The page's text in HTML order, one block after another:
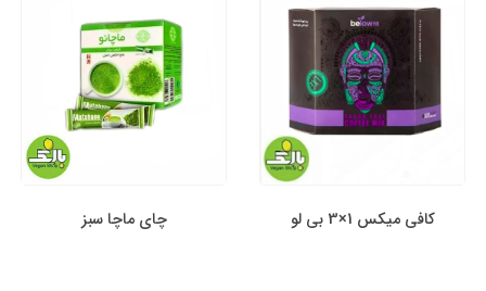
کافی میکس 1×3 بی لو چای ماچا سبز